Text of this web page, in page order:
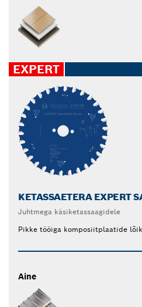
EXPERT
KETASSAETERA EXPERT
Juhtmega käsiketassaagidele
Pikke tööiga komposiitplaatide
Aine